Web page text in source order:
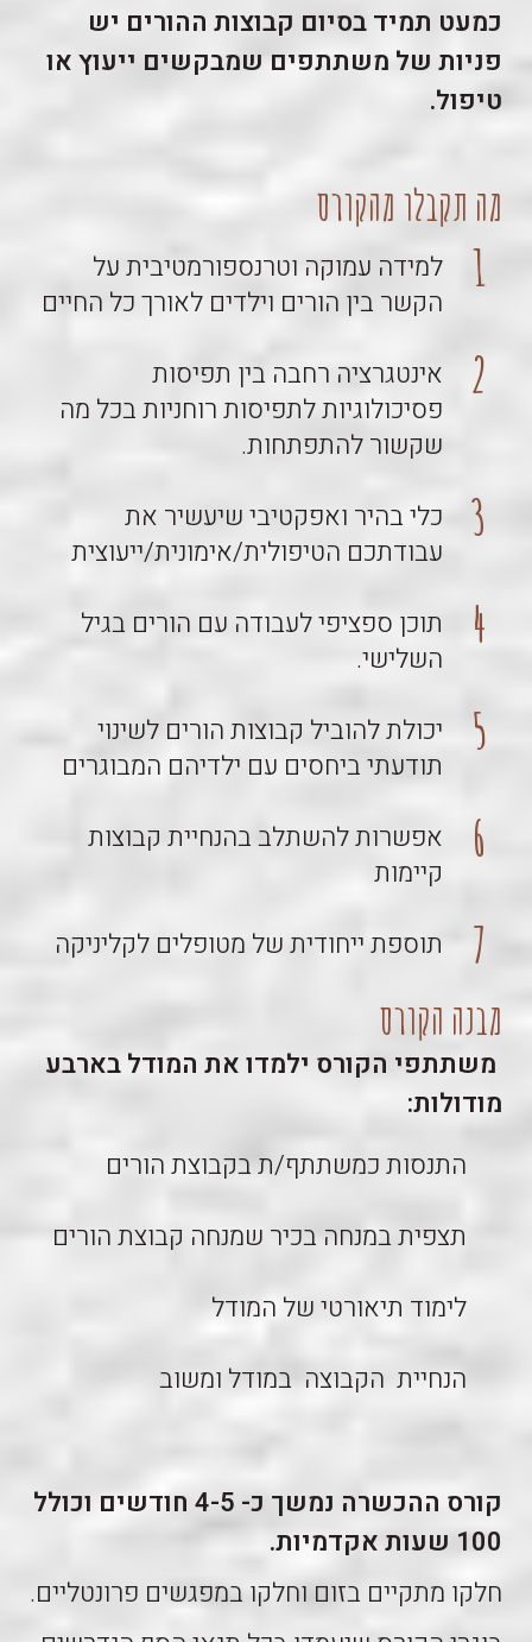
כמעט תמיד בסיום קבוצות ההורים יש
פניות של משתתפים שמבקשים ייעוץ או
טיפול.
מה תקבלו מהקורס
למידה עמוקה וטרנספורמטיבית על
הקשר בין הורים וילדים לאורך כל החיים
אינטגרציה רחבה בין תפיסות
פסיכולוגיות לתפיסות רוחניות בכל מה
שקשור להתפתחות.
כלי בהיר ואפקטיבי שיעשיר את
עבודתכם הטיפולית/אימונית/ייעוצית
תוכן ספציפי לעבודה עם הורים בגיל
השלישי.
יכולת להוביל קבוצות הורים לשינוי
תודעתי ביחסים עם ילדיהם המבוגרים
אפשרות להשתלב בהנחיית קבוצות
קיימות
תוספת ייחודית של מטופלים לקליניקה
מבנה הקורס
משתתפי הקורס ילמדו את המודל בארבע
מודולות:
התנסות כמשתתף/ת בקבוצת הורים
תצפית במנחה בכיר שמנחה קבוצת הורים
לימוד תיאורטי של המודל
הנחיית הקבוצה במודל ומשוב
קורס ההכשרה נמשך כ- 4-5 חודשים וכולל
100 שעות אקדמיות.
חלקו מתקיים בזום וחלקו במפגשים פרונטליים.